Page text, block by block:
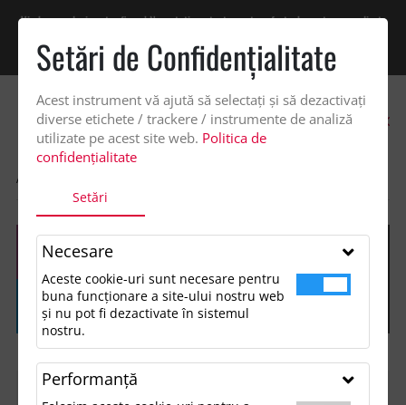
Vindem exclusiv catre firme! Ne puteti contacta pentru oferta de pret personalizata
discount suplimentar de 2% -Cumpără acum!
ACASA
Setări de Confidenţialitate
Acest instrument vă ajută să selectați și să dezactivați
diverse etichete / trackere / instrumente de analiză
utilizate pe acest site web. Politica de
confidențialitate
Setări
Necesare
Aceste cookie-uri sunt necesare pentru
buna funcționare a site-ului nostru web
și nu pot fi dezactivate în sistemul
nostru.
Performanţă